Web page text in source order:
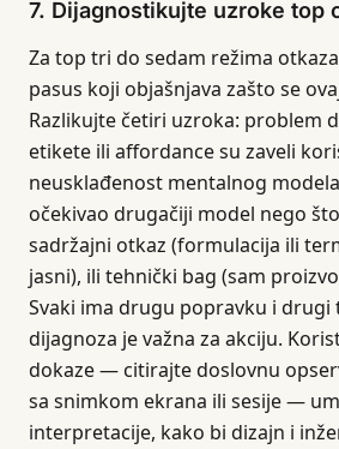
7. Dijagnostikujte uzroke top
Za top tri do sedam režima
pasus koji objašnjava zašto se
Razlikujte četiri uzroka: problem
etikete ili affordance su zaveli
neusklađenost mentalnog
očekivao drugačiji model nego
sadržajni otkaz (formulacija ili
jasni), ili tehnički bag (sam
Svaki ima drugu popravku i drugi
dijagnoza je važna za akciju.
dokaze — citirajte doslovnu
sa snimkom ekrana ili sesije —
interpretacije, kako bi dizajn i